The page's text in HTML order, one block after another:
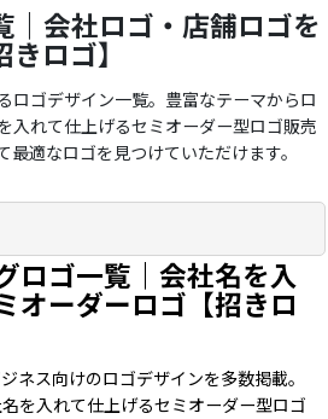
｜会社ロゴ・店舗ロゴを
ロゴ】
ロゴデザイン一覧。豊富なテーマからロ
入れて仕上げるセミオーダー型ロゴ販売
適なロゴを見つけていただけます。
ロゴ一覧｜会社名を入
オーダーロゴ【招きロ
ネス向けのロゴデザインを多数掲載。
を入れて仕上げるセミオーダー型ロゴ